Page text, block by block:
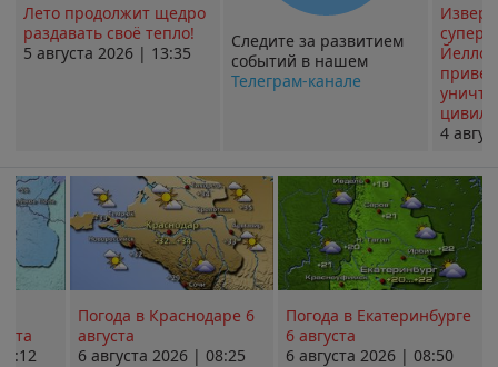
Лето продолжит щедро
раздавать своё тепло!
5 августа 2026 | 13:35
Следите за развитием
событий в нашем
Телеграм-канале
4
Погода в Краснодаре 6
августа
6 августа 2026 | 08:25
Погода в Екатеринбурге
6 августа
6 августа 2026 | 08:50